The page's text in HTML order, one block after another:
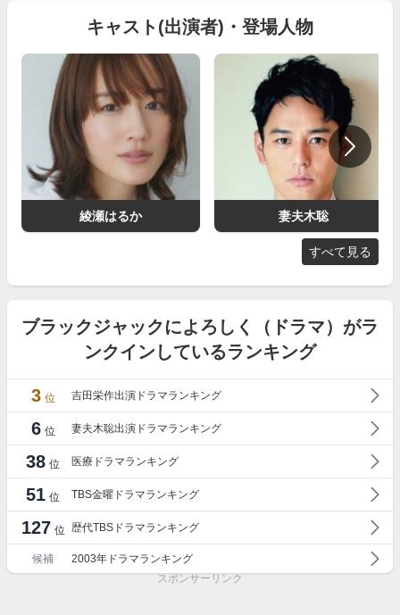
キャスト(出演者)・登場人物
綾瀬はるか 妻夫木聡
すべて見る
ブラックジャックによろしく（ドラマ）がラ
ンクインしているランキング
3 位 吉田栄作出演ドラマランキング
6 位 妻夫木聡出演ドラマランキング
38 位 医療ドラマランキング
51 位 TBS金曜ドラマランキング
127 位 歴代TBSドラマランキング
候補
2003年ドラマランキング
スポンサーリンク